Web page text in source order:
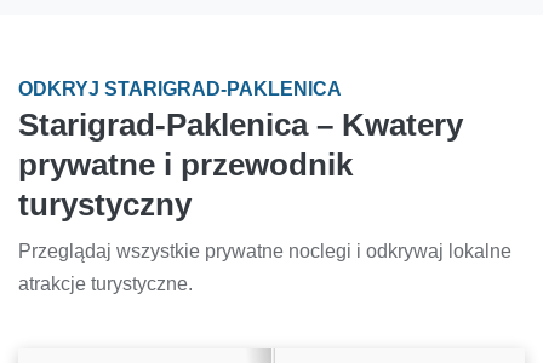
ODKRYJ STARIGRAD-PAKLENICA
Starigrad-Paklenica – Kwatery
prywatne i przewodnik
turystyczny
Przeglądaj wszystkie prywatne noclegi i odkrywaj lokalne
atrakcje turystyczne.